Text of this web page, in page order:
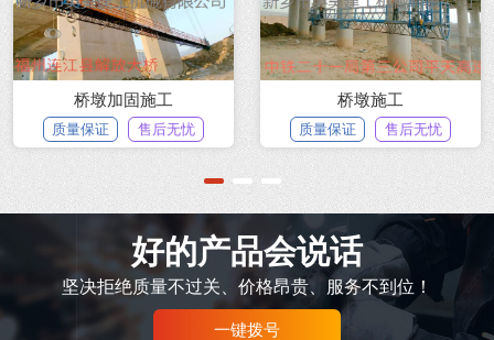
桥墩加固施工
质量保证 售后无忧
桥墩施工
质量保证 售后无忧
1 2 3
好的产品会说话
坚决拒绝质量不过关、价格昂贵、服务不到位！
一键拨号